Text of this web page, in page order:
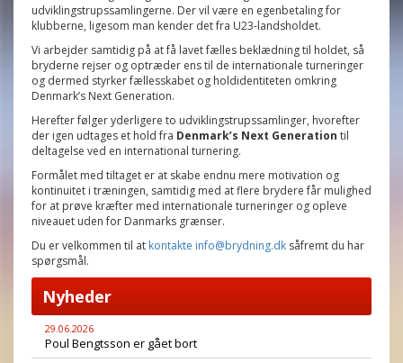
udviklingstrupssamlingerne. Der vil være en egenbetaling for
klubberne, ligesom man kender det fra U23-landsholdet.
Vi arbejder samtidig på at få lavet fælles beklædning til holdet, så
bryderne rejser og optræder ens til de internationale turneringer
og dermed styrker fællesskabet og holdidentiteten omkring
Denmark’s Next Generation.
Herefter følger yderligere to udviklingstrupssamlinger, hvorefter
der igen udtages et hold fra Denmark’s Next Generation til
deltagelse ved en international turnering.
Formålet med tiltaget er at skabe endnu mere motivation og
kontinuitet i træningen, samtidig med at flere brydere får mulighed
for at prøve kræfter med internationale turneringer og opleve
niveauet uden for Danmarks grænser.
Du er velkommen til at kontakte info@brydning.dk såfremt du har
spørgsmål.
Nyheder
29.06.2026
Poul Bengtsson er gået bort